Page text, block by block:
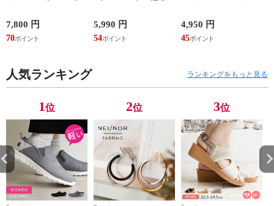
オーバーオール ユニ
フォーム サロペット
整備士 車 バイク 汚
7,800 円
70
3002 3003 3004 3005
5,990 円
54
性 つっかけ 履きや
すい 痛くない 室内
履き オフィス履き
ネススリッパ ストレ
ブラック 黒 311 312
4,950 円
45
人気ランキング ランキングをもっと見る
1位 2位 3位